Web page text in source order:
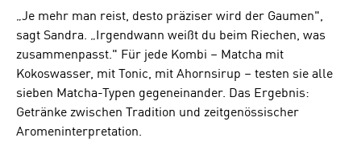
„Je mehr man reist, desto präziser wird der Gaumen",
sagt Sandra. „Irgendwann weißt du beim Riechen, was
zusammenpasst." Für jede Kombi – Matcha mit
Kokoswasser, mit Tonic, mit Ahornsirup – testen sie alle
sieben Matcha-Typen gegeneinander. Das Ergebnis:
Getränke zwischen Tradition und zeitgenössischer
Aromeninterpretation.